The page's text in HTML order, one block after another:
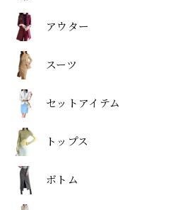
アウター
スーツ
セットアイテム
トップス
ボトム